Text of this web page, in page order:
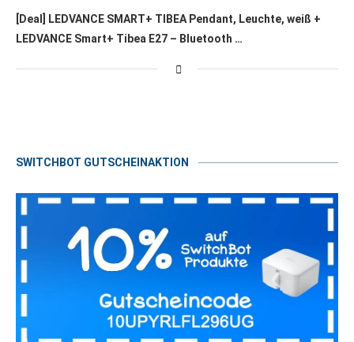
[Deal] LEDVANCE SMART+ TIBEA Pendant, Leuchte, weiß +
LEDVANCE Smart+ Tibea E27 – Bluetooth …
SWITCHBOT GUTSCHEINAKTION